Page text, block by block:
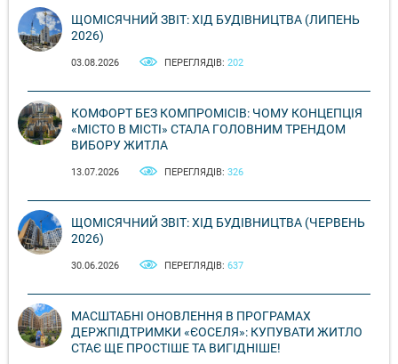
ЩОМІСЯЧНИЙ ЗВІТ: ХІД БУДІВНИЦТВА (ЛИПЕНЬ
2026)
03.08.2026 ПЕРЕГЛЯДІВ: 202
КОМФОРТ БЕЗ КОМПРОМІСІВ: ЧОМУ КОНЦЕПЦІЯ
«МІСТО В МІСТІ» СТАЛА ГОЛОВНИМ ТРЕНДОМ
ВИБОРУ ЖИТЛА
13.07.2026 ПЕРЕГЛЯДІВ: 326
ЩОМІСЯЧНИЙ ЗВІТ: ХІД БУДІВНИЦТВА (ЧЕРВЕНЬ
2026)
30.06.2026 ПЕРЕГЛЯДІВ: 637
МАСШТАБНІ ОНОВЛЕННЯ В ПРОГРАМАХ
ДЕРЖПІДТРИМКИ «ЄОСЕЛЯ»: КУПУВАТИ ЖИТЛО
СТАЄ ЩЕ ПРОСТІШЕ ТА ВИГІДНІШЕ!